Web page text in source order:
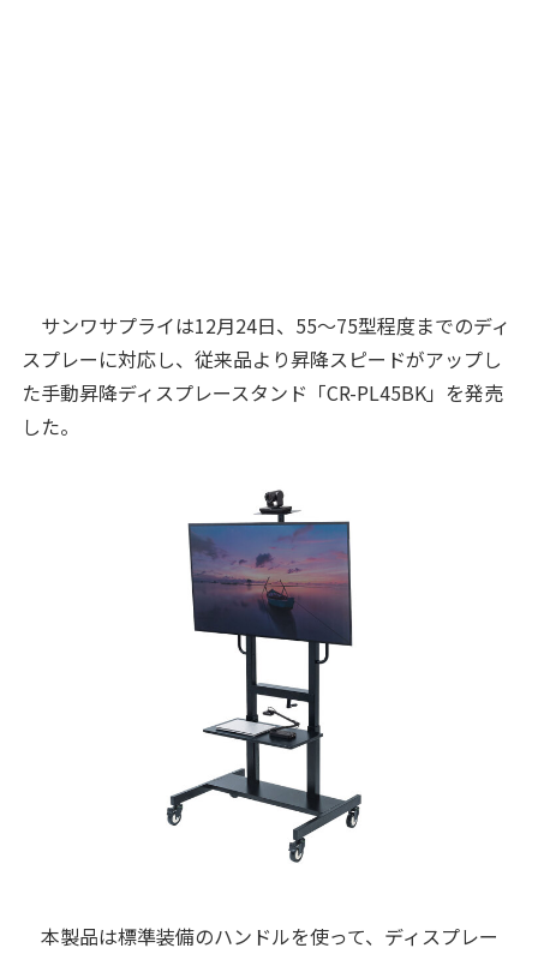
サンワサプライは12月24日、55～75型程度までのディ
スプレーに対応し、従来品より昇降スピードがアップし
た手動昇降ディスプレースタンド「CR-PL45BK」を発売
した。
本製品は標準装備のハンドルを使って、ディスプレー